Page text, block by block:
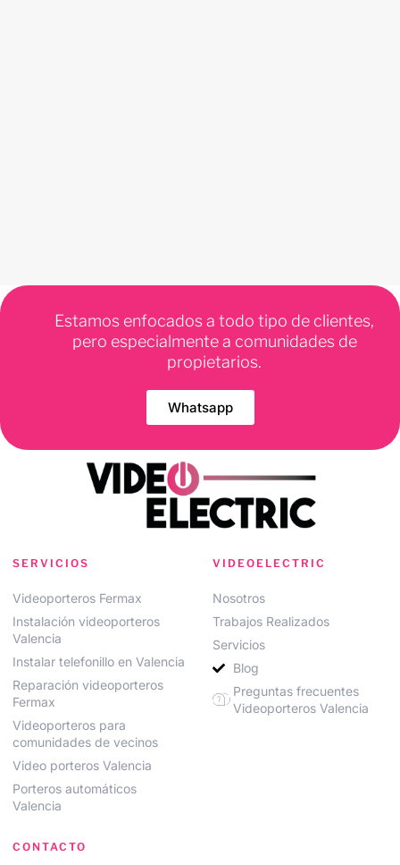
Estamos enfocados a todo tipo de clientes,
pero especialmente a comunidades de
propietarios.
Whatsapp
SERVICIOS
Videoporteros Fermax
Instalación videoporteros
Valencia
Instalar telefonillo en Valencia
Reparación videoporteros
Fermax
Videoporteros para
comunidades de vecinos
Video porteros Valencia
Porteros automáticos
Valencia
VIDEOELECTRIC
Nosotros
Trabajos Realizados
Servicios
Blog
Preguntas frecuentes
Videoporteros Valencia
CONTACTO